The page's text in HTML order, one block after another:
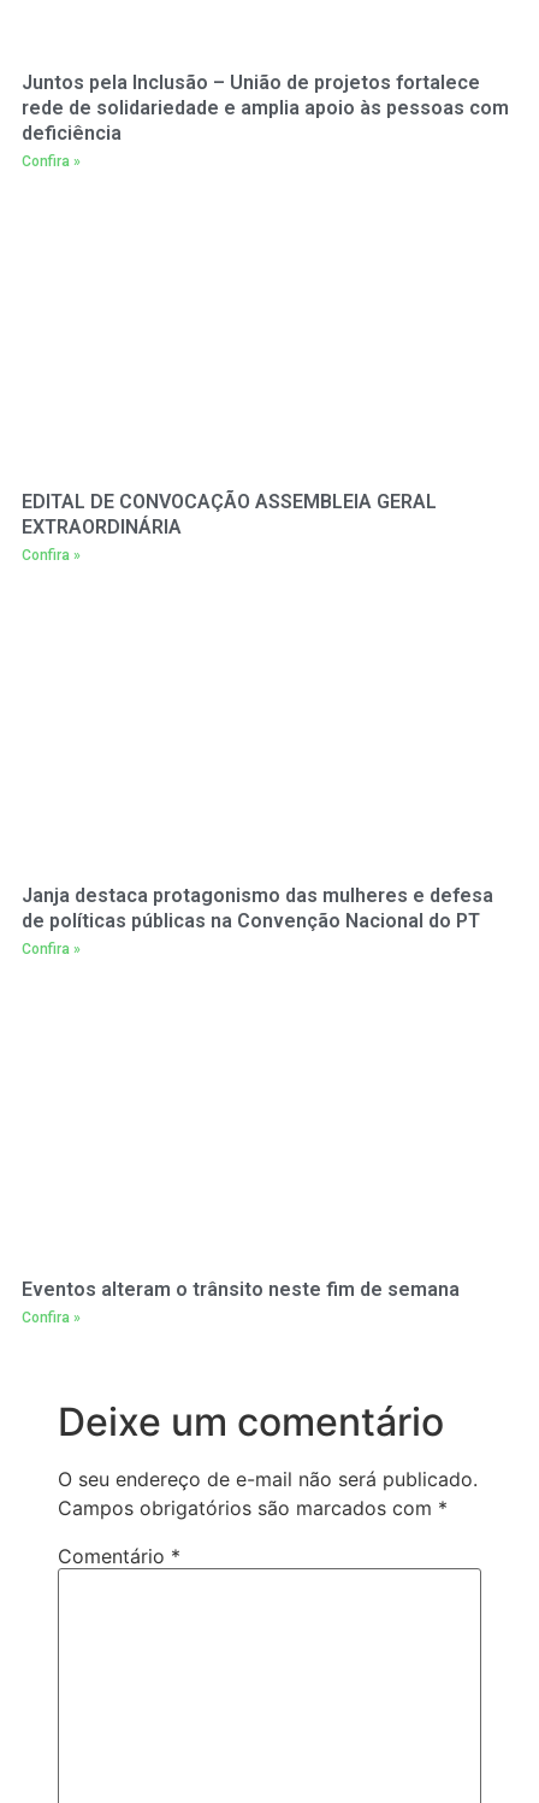
Juntos pela Inclusão – União de projetos fortalece
rede de solidariedade e amplia apoio às pessoas com
deficiência
Confira »
EDITAL DE CONVOCAÇÃO ASSEMBLEIA GERAL
EXTRAORDINÁRIA
Confira »
Janja destaca protagonismo das mulheres e defesa
de políticas públicas na Convenção Nacional do PT
Confira »
Eventos alteram o trânsito neste fim de semana
Confira »
Deixe um comentário
O seu endereço de e-mail não será publicado.
Campos obrigatórios são marcados com *
Comentário *